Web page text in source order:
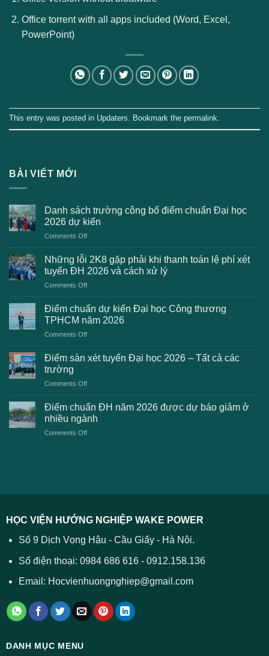
BÀI VIẾT MỚI
Danh sách trường công bố điểm chuẩn Đại học
2026 dự kiến
Comments Offon
sách
trường
công
bố
chuẩn
Đại
kiến
Những lỗi 2K8 gặp phải khi thanh toán lệ phí xét
tuyển ĐH 2026 và cách xử lý
Comments Offon
lỗi
2K8
gặp
phải
thanh
tuyển
ĐH
Điểm chuẩn dự kiến Đại học Công thương
TPHCM năm 2026
Comments Offon
chuẩn
Đại
Công
thương
Điểm sàn xét tuyển Đại học 2026 – Tất cả các
trường
Comments Offon
sàn
xét
tuyển
Đại
Điểm chuẩn ĐH năm 2026 được dự báo giảm ở
nhiều ngành
Comments Offon
giảm
nhiều
Office torrent with all apps included (Word, Excel,
PowerPoint)
This entry was posted in Updaters . Bookmark the permalink
HỌC VIỆN HƯỚNG NGHIỆP WAKE POWER
Số 9 Dịch Vọng Hậu - Cầu Giấy - Hà Nội.
Số điện thoại: 0984 686 616 - 0912.158.136
Email: Hocvienhuongnghiep@gmail.com
DANH MỤC MENU